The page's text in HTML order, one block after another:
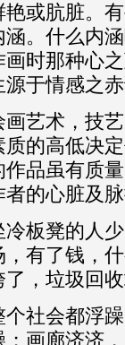
艳或肮脏。
涵。什么内
画时那种心
源于情感之
画艺术，技
质的高低决
作品虽有质
者的心脏及
冷板凳的人
，有了钱，
了，垃圾回
个社会都浮
；画廊济济